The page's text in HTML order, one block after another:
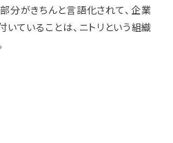
分がきちんと言語化されて、企業
ていることは、ニトリという組織